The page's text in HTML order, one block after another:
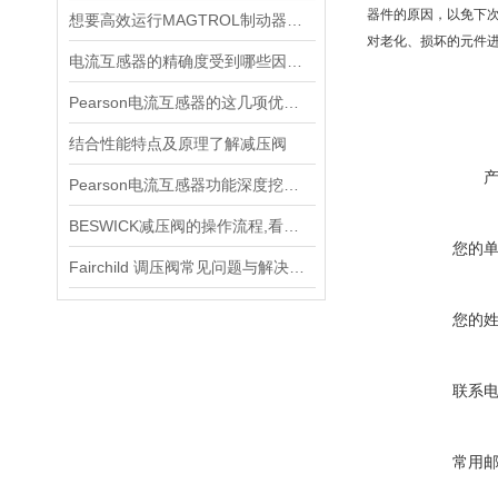
结合性能特点及原理了解减压阀
器件的原因，以免下
对老化、损坏的元件
您的
您的
联系
常用